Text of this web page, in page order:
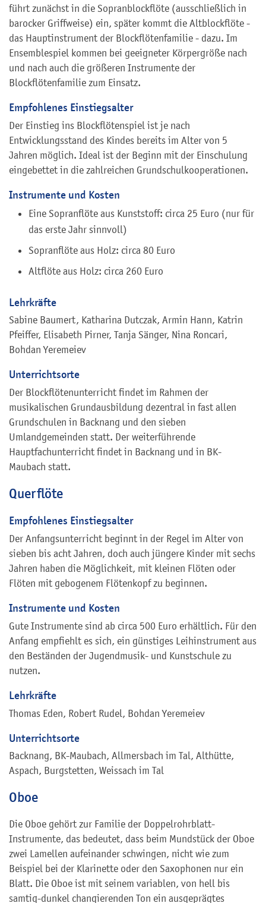
führt zunächst in die Sopranblockflöte (ausschließlich in
barocker Griffweise) ein, später kommt die Altblockflöte -
das Hauptinstrument der Blockflötenfamilie - dazu. Im
Ensemblespiel kommen bei geeigneter Körpergröße nach
und nach auch die größeren Instrumente der
Blockflötenfamilie zum Einsatz.
Empfohlenes Einstiegsalter
Der Einstieg ins Blockflötenspiel ist je nach
Entwicklungsstand des Kindes bereits im Alter von 5
Jahren möglich. Ideal ist der Beginn mit der Einschulung
eingebettet in die zahlreichen Grundschulkooperationen.
Instrumente und Kosten
Eine Sopranflöte aus Kunststoff: circa 25 Euro (nur für
das erste Jahr sinnvoll)
Sopranflöte aus Holz: circa 80 Euro
Altflöte aus Holz: circa 260 Euro
Lehrkräfte
Sabine Baumert, Katharina Dutczak, Armin Hann, Katrin
Pfeiffer, Elisabeth Pirner, Tanja Sänger, Nina Roncari,
Bohdan Yeremeiev
Unterrichtsorte
Der Blockflötenunterricht findet im Rahmen der
musikalischen Grundausbildung dezentral in fast allen
Grundschulen in Backnang und den sieben
Umlandgemeinden statt. Der weiterführende
Hauptfachunterricht findet in Backnang und in BK-
Maubach statt.
Querflöte
Empfohlenes Einstiegsalter
Der Anfangsunterricht beginnt in der Regel im Alter von
sieben bis acht Jahren, doch auch jüngere Kinder mit sechs
Jahren haben die Möglichkeit, mit kleinen Flöten oder
Flöten mit gebogenem Flötenkopf zu beginnen.
Instrumente und Kosten
Gute Instrumente sind ab circa 500 Euro erhältlich. Für den
Anfang empfiehlt es sich, ein günstiges Leihinstrument aus
den Beständen der Jugendmusik- und Kunstschule zu
nutzen.
Lehrkräfte
Thomas Eden, Robert Rudel, Bohdan Yeremeiev
Unterrichtsorte
Backnang, BK-Maubach, Allmersbach im Tal, Althütte,
Aspach, Burgstetten, Weissach im Tal
Oboe
Die Oboe gehört zur Familie der Doppelrohrblatt-
Instrumente, das bedeutet, dass beim Mundstück der Oboe
zwei Lamellen aufeinander schwingen, nicht wie zum
Beispiel bei der Klarinette oder den Saxophonen nur ein
Blatt. Die Oboe ist mit seinem variablen, von hell bis
samtig-dunkel changierenden Ton ein ausgeprägtes